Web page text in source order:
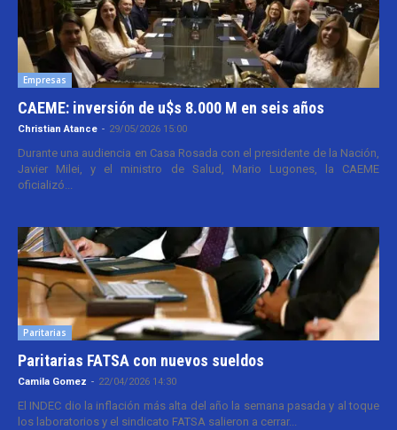
Empresas
CAEME: inversión de u$s 8.000 M en seis años
Christian Atance - 29/05/2026 15:00
Durante una audiencia en Casa Rosada con el presidente de la Nación,
Javier Milei, y el ministro de Salud, Mario Lugones, la CAEME
oficializó...
Paritarias
Paritarias FATSA con nuevos sueldos
Camila Gomez - 22/04/2026 14:30
El INDEC dio la inflación más alta del año la semana pasada y al toque
los laboratorios y el sindicato FATSA salieron a cerrar...